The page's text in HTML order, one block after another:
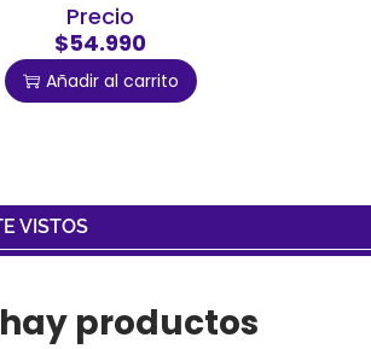
Precio
$54.990
Añadir al carrito
VISTOS
productos